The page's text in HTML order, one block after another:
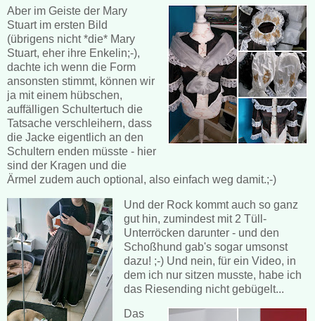
Aber im Geiste der Mary
Stuart im ersten Bild
(übrigens nicht *die* Mary
Stuart, eher ihre Enkelin;-),
dachte ich wenn die Form
ansonsten stimmt, können wir
ja mit einem hübschen,
auffälligen Schultertuch die
Tatsache verschleihern, dass
die Jacke eigentlich an den
Schultern enden müsste - hier
sind der Kragen und die
Ärmel zudem auch optional, also einfach weg damit.;-)
Und der Rock kommt auch so ganz
gut hin, zumindest mit 2 Tüll-
Unterröcken darunter - und den
Schoßhund gab's sogar umsonst
dazu! ;-) Und nein, für ein Video, in
dem ich nur sitzen musste, habe ich
das Riesending nicht gebügelt...
Das